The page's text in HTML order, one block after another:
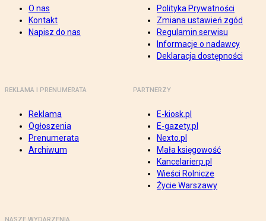
O nas
Kontakt
Napisz do nas
Polityka Prywatności
Zmiana ustawień zgód
Regulamin serwisu
Informacje o nadawcy
Deklaracja dostępności
REKLAMA I PRENUMERATA
Reklama
Ogłoszenia
Prenumerata
Archiwum
PARTNERZY
E-kiosk.pl
E-gazety.pl
Nexto.pl
Mała księgowość
Kancelarierp.pl
Wieści Rolnicze
Życie Warszawy